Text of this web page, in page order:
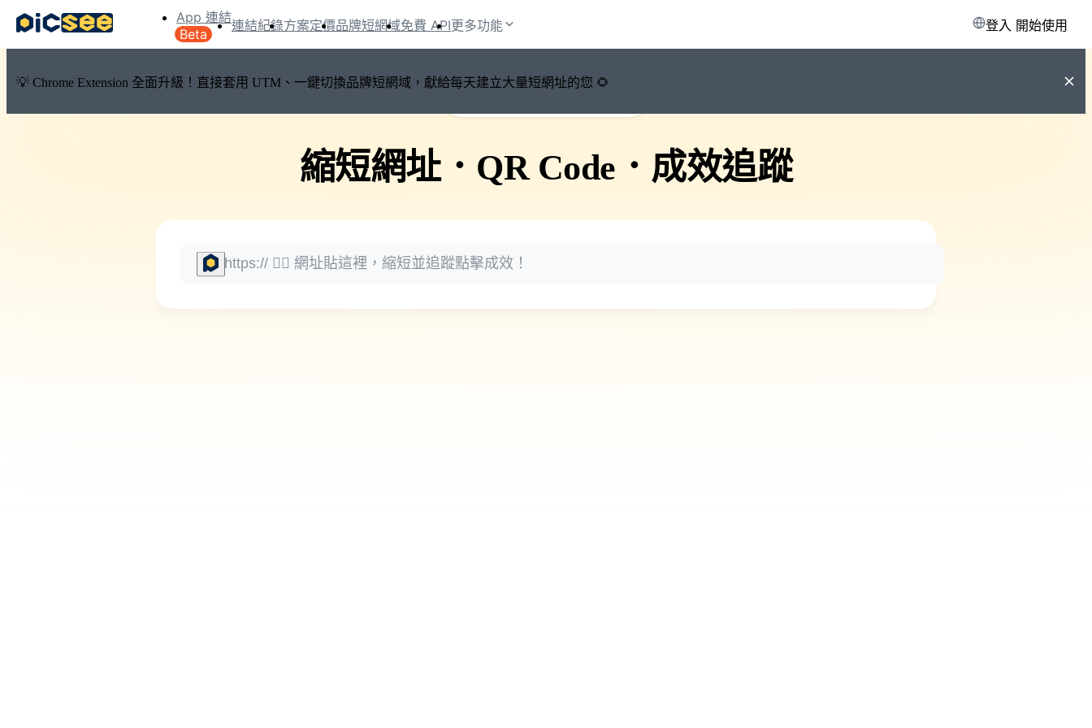
💡 Chrome Extension 全面升級！直接套用 UTM、一鍵切換品牌短網域，獻給每天建立大量短網址的您 🌻
App 連結
Beta
連結紀錄方案定價品牌短網域免費 API更多功能 登入 開始使用
🚀 PicSee 短網址永久有效
縮短網址． QR Code ． 成效追蹤